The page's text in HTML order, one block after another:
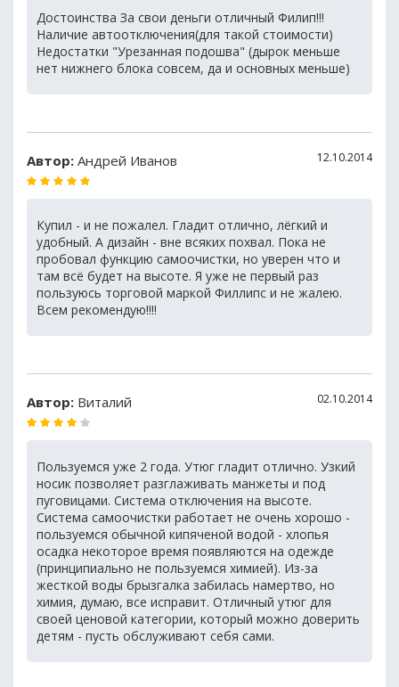
Достоинства За свои деньги отличный Филип!!!
Наличие автоотключения(для такой стоимости)
Недостатки "Урезанная подошва" (дырок меньше 
нет нижнего блока совсем, да и основных меньше)
Автор: Андрей Иванов 12.10.2014
Купил - и не пожалел. Гладит отлично, лёгкий и
удобный. А дизайн - вне всяких похвал. Пока не
пробовал функцию самоочистки, но уверен что и
там всё будет на высоте. Я уже не первый раз
пользуюсь торговой маркой Филлипс и не жалею.
Всем рекомендую!!!!
Автор: Виталий 02.10.2014
Пользуемся уже 2 года. Утюг гладит отлично. Узкий
носик позволяет разглаживать манжеты и под
пуговицами. Система отключения на высоте.
Система самоочистки работает не очень хорошо -
пользуемся обычной кипяченой водой - хлопья
осадка некоторое время появляются на одежде
(принципиально не пользуемся химией). Из-за
жесткой воды брызгалка забилась намертво, но
химия, думаю, все исправит. Отличный утюг для
своей ценовой категории, который можно доверить
детям - пусть обслуживают себя сами.